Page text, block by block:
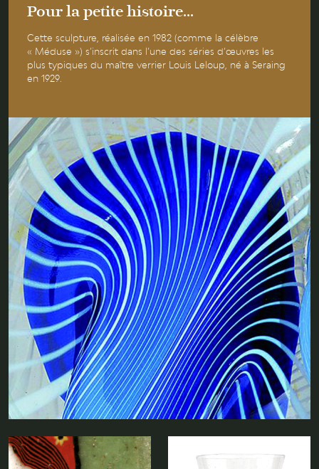
Pour la petite histoire...
Cette sculpture, réalisée en 1982 (comme la célèbre
« Méduse ») s’inscrit dans l’une des séries d’œuvres les
plus typiques du maître verrier Louis Leloup, né à Seraing
en 1929.
La sculpture « Algue bleue » ou un
« Cadeau » de maître (verrier)
EN SAVOIR PLUSSUR
LA
SCULPTURE
«
Plaquette
Les verres à